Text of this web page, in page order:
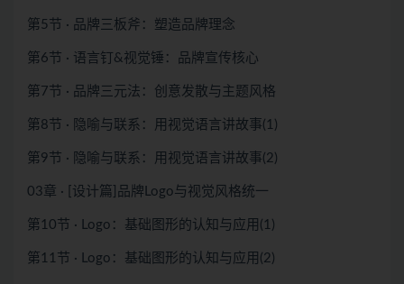
第5节 · 品牌三板斧：塑造品牌理念
第6节 · 语言钉&视觉锤：品牌宣传核心
第7节 · 品牌三元法：创意发散与主题风格
第8节 · 隐喻与联系：用视觉语言讲故事(1)
第9节 · 隐喻与联系：用视觉语言讲故事(2)
03章 · [设计篇]品牌Logo与视觉风格统一
第10节 · Logo：基础图形的认知与应用(1)
第11节 · Logo：基础图形的认知与应用(2)